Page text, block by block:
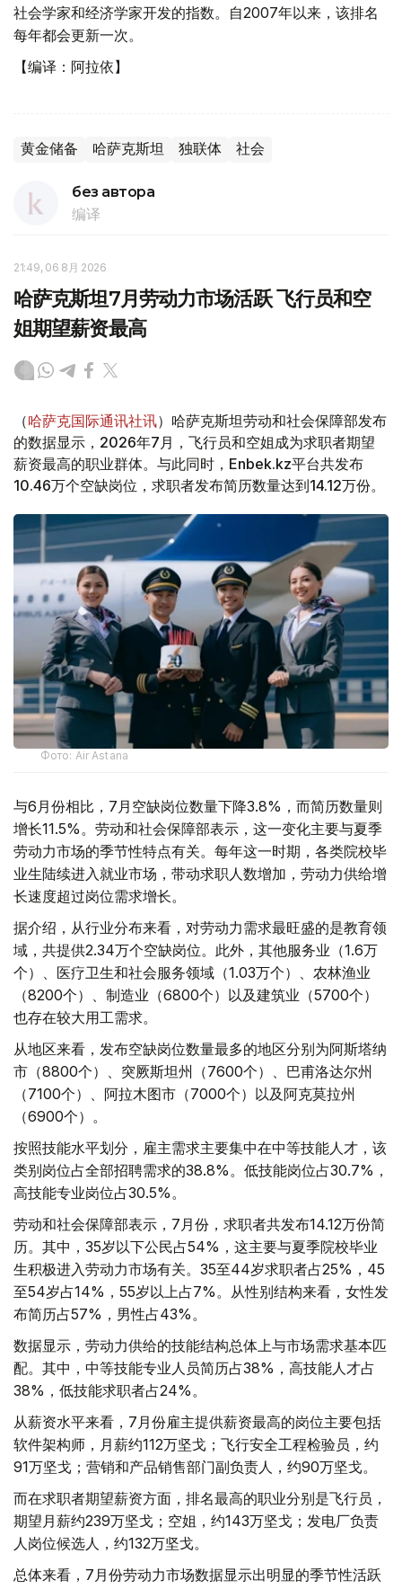
社会学家和经济学家开发的指数。自2007年以来，该排名
每年都会更新一次。
【编译：阿拉依】
黄金储备 哈萨克斯坦 独联体 社会
без автора
编译
21:49, 06 8月 2026
哈萨克斯坦7月劳动力市场活跃 飞行员和空
姐期望薪资最高
（哈萨克国际通讯社讯）哈萨克斯坦劳动和社会保障部发布
的数据显示，2026年7月，飞行员和空姐成为求职者期望
薪资最高的职业群体。与此同时，Enbek.kz平台共发布
10.46万个空缺岗位，求职者发布简历数量达到14.12万份。
Фото: Air Astana
与6月份相比，7月空缺岗位数量下降3.8%，而简历数量则
增长11.5%。劳动和社会保障部表示，这一变化主要与夏季
劳动力市场的季节性特点有关。每年这一时期，各类院校毕
业生陆续进入就业市场，带动求职人数增加，劳动力供给增
长速度超过岗位需求增长。
据介绍，从行业分布来看，对劳动力需求最旺盛的是教育领
域，共提供2.34万个空缺岗位。此外，其他服务业（1.6万
个）、医疗卫生和社会服务领域（1.03万个）、农林渔业
（8200个）、制造业（6800个）以及建筑业（5700个）
也存在较大用工需求。
从地区来看，发布空缺岗位数量最多的地区分别为阿斯塔纳
市（8800个）、突厥斯坦州（7600个）、巴甫洛达尔州
（7100个）、阿拉木图市（7000个）以及阿克莫拉州
（6900个）。
按照技能水平划分，雇主需求主要集中在中等技能人才，该
类别岗位占全部招聘需求的38.8%。低技能岗位占30.7%，
高技能专业岗位占30.5%。
劳动和社会保障部表示，7月份，求职者共发布14.12万份简
历。其中，35岁以下公民占54%，这主要与夏季院校毕业
生积极进入劳动力市场有关。35至44岁求职者占25%，45
至54岁占14%，55岁以上占7%。从性别结构来看，女性发
布简历占57%，男性占43%。
数据显示，劳动力供给的技能结构总体上与市场需求基本匹
配。其中，中等技能专业人员简历占38%，高技能人才占
38%，低技能求职者占24%。
从薪资水平来看，7月份雇主提供薪资最高的岗位主要包括
软件架构师，月薪约112万坚戈；飞行安全工程检验员，约
91万坚戈；营销和产品销售部门副负责人，约90万坚戈。
而在求职者期望薪资方面，排名最高的职业分别是飞行员，
期望月薪约239万坚戈；空姐，约143万坚戈；发电厂负责
人岗位候选人，约132万坚戈。
总体来看，7月份劳动力市场数据显示出明显的季节性活跃